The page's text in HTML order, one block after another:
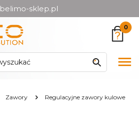
belimo-sklep.pl
0
Zawory
Regulacyjne zawory kulowe